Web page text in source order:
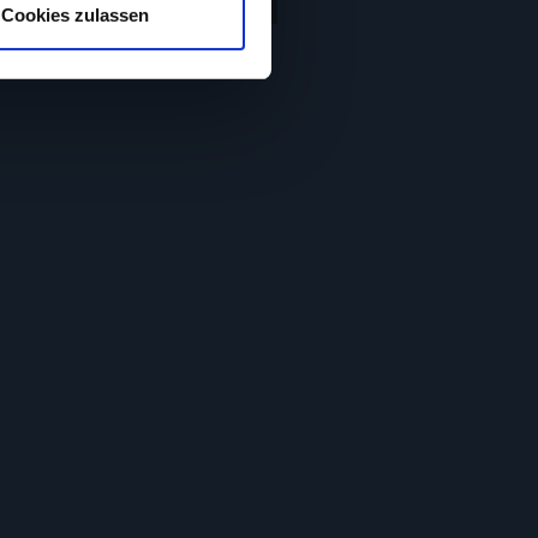
verwenden Cookies, um
Cookies zulassen
90 min